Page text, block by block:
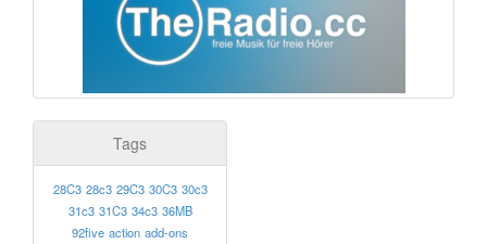
Tags
28C3 28c3 29C3 30C3 30c3
31c3 31C3 34c3 36MB
92five action add-ons